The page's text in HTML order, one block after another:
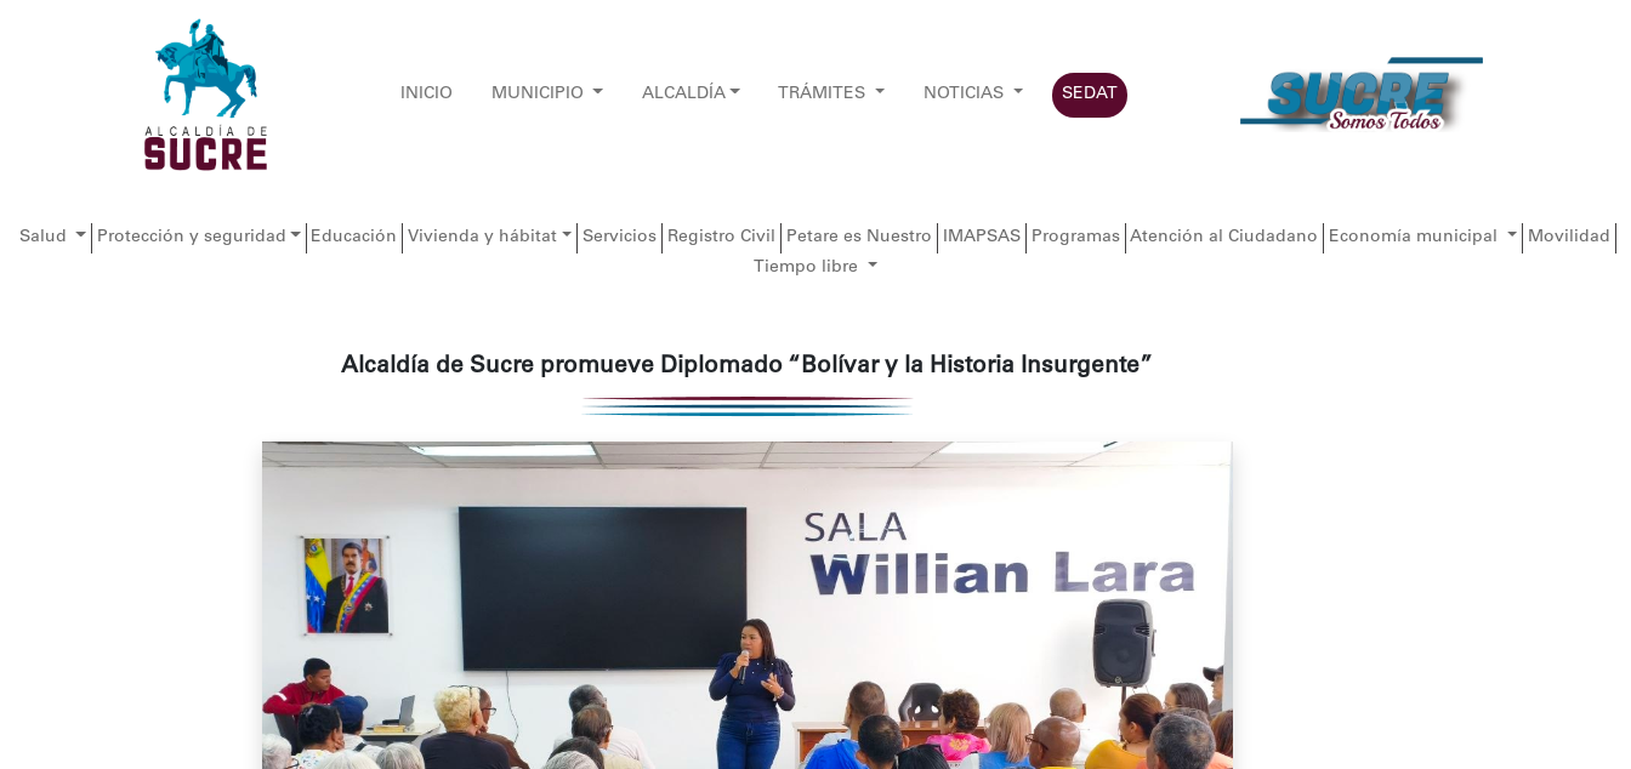
INICIO MUNICIPIO ALCALDÍA TRÁMITES NOTICIAS SEDAT
Salud Protección y seguridad Educación Vivienda y hábitat Servicios Registro Civil Petare es Nuestro IMAPSAS Programas Atención al Ciudadano Economía municipal
Movilidad
Tiempo libre
Alcaldía de Sucre promueve Diplomado “Bolívar y la Historia Insurgente”